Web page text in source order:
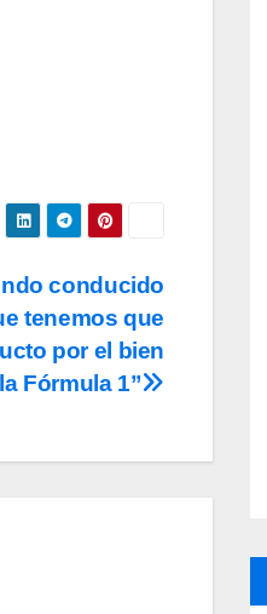
conducido
tenemos que
por el bien
Fórmula 1”